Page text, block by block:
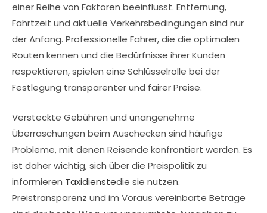
einer Reihe von Faktoren beeinflusst. Entfernung,
Fahrtzeit und aktuelle Verkehrsbedingungen sind nur
der Anfang. Professionelle Fahrer, die die optimalen
Routen kennen und die Bedürfnisse ihrer Kunden
respektieren, spielen eine Schlüsselrolle bei der
Festlegung transparenter und fairer Preise.
Versteckte Gebühren und unangenehme
Überraschungen beim Auschecken sind häufige
Probleme, mit denen Reisende konfrontiert werden. Es
ist daher wichtig, sich über die Preispolitik zu
informieren Taxidienstedie sie nutzen.
Preistransparenz und im Voraus vereinbarte Beträge